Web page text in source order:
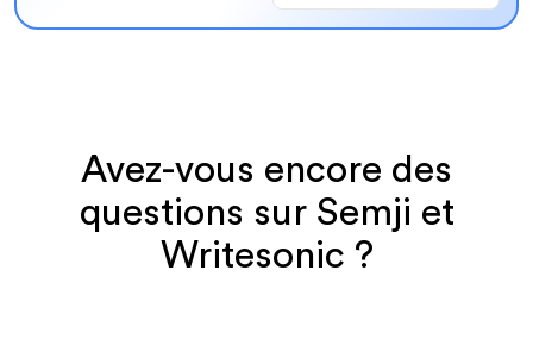
Avez-vous encore des
questions sur Semji et
Writesonic ?